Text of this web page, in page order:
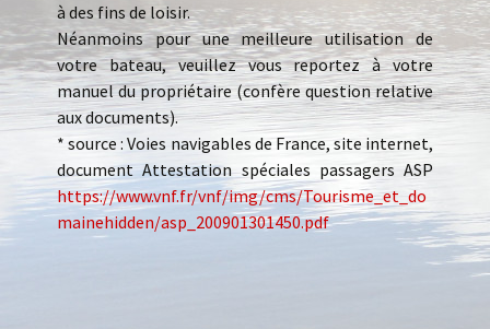
à des fins de loisir.
Néanmoins pour une meilleure utilisation de
votre bateau, veuillez vous reportez à votre
manuel du propriétaire (confère question relative
aux documents).
* source : Voies navigables de France, site internet,
document Attestation spéciales passagers ASP
https://www.vnf.fr/vnf/img/cms/Tourisme_et_do
mainehidden/asp_200901301450.pdf